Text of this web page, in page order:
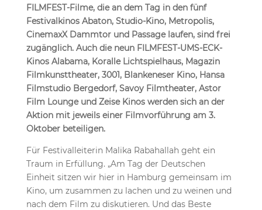
FILMFEST-Filme, die an dem Tag in den fünf
Festivalkinos Abaton, Studio-Kino, Metropolis,
CinemaxX Dammtor und Passage laufen, sind frei
zugänglich. Auch die neun FILMFEST-UMS-ECK-
Kinos Alabama, Koralle Lichtspielhaus, Magazin
Filmkunsttheater, 3001, Blankeneser Kino, Hansa
Filmstudio Bergedorf, Savoy Filmtheater, Astor
Film Lounge und Zeise Kinos werden sich an der
Aktion mit jeweils einer Filmvorführung am 3.
Oktober beteiligen.
Für Festivalleiterin Malika Rabahallah geht ein
Traum in Erfüllung. „Am Tag der Deutschen
Einheit sitzen wir hier in Hamburg gemeinsam im
Kino, um zusammen zu lachen und zu weinen und
nach dem Film zu diskutieren. Und das Beste